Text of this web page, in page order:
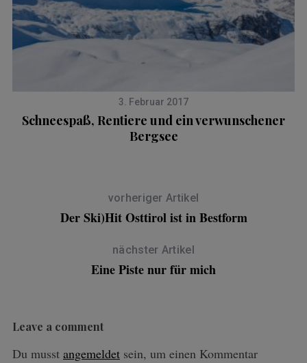
3. Februar 2017
Schneespaß, Rentiere und ein verwunschener
Bergsee
vorheriger Artikel
Der Ski)Hit Osttirol ist in Bestform
nächster Artikel
Eine Piste nur für mich
Leave a comment
Du musst angemeldetsein, um einen Kommentar